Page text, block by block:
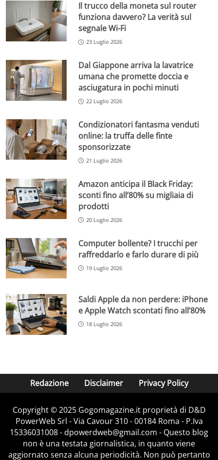
Il trucco della moneta sul router
funziona davvero? La verità sul
segnale Wi-Fi
23 Luglio 2026
Dal Giappone arriva la lavatrice
umana che promette doccia e
asciugatura in pochi minuti
22 Luglio 2026
Condizionatori fantasma venduti
online: la truffa delle finte
sponsorizzate
21 Luglio 2026
Amazon anticipa il Black Friday:
sconti fino all’80% su migliaia di
prodotti
20 Luglio 2026
Computer bollente? I trucchi per
raffreddarlo e farlo durare di più
19 Luglio 2026
Saldi Apple da non perdere: iPhone
e Apple Watch scontati fino all’80%
18 Luglio 2026
Redazione Disclaimer Privacy Policy
Copyright © 2025 Gogomagazine.it proprietà di D&D
PowerWeb Srl - Via Cavour 310 - 00184 Roma - P.Iva
15336031008 - dpowerdweb@gmail.com - Questo blog
non è una testata giornalistica, in quanto viene
aggiornato senza alcuna periodicità. Non può pertanto